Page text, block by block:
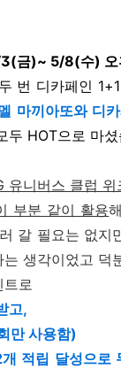
금)~ 5/8(수) 오
번 디카페인
마끼아또와 디
두 HOT으로 마셨
유니버스 클럽
부분 같이 활용
갈 필요는 없지
생각이었고 덕
트로
고,
만 사용함)
적립 달성으로